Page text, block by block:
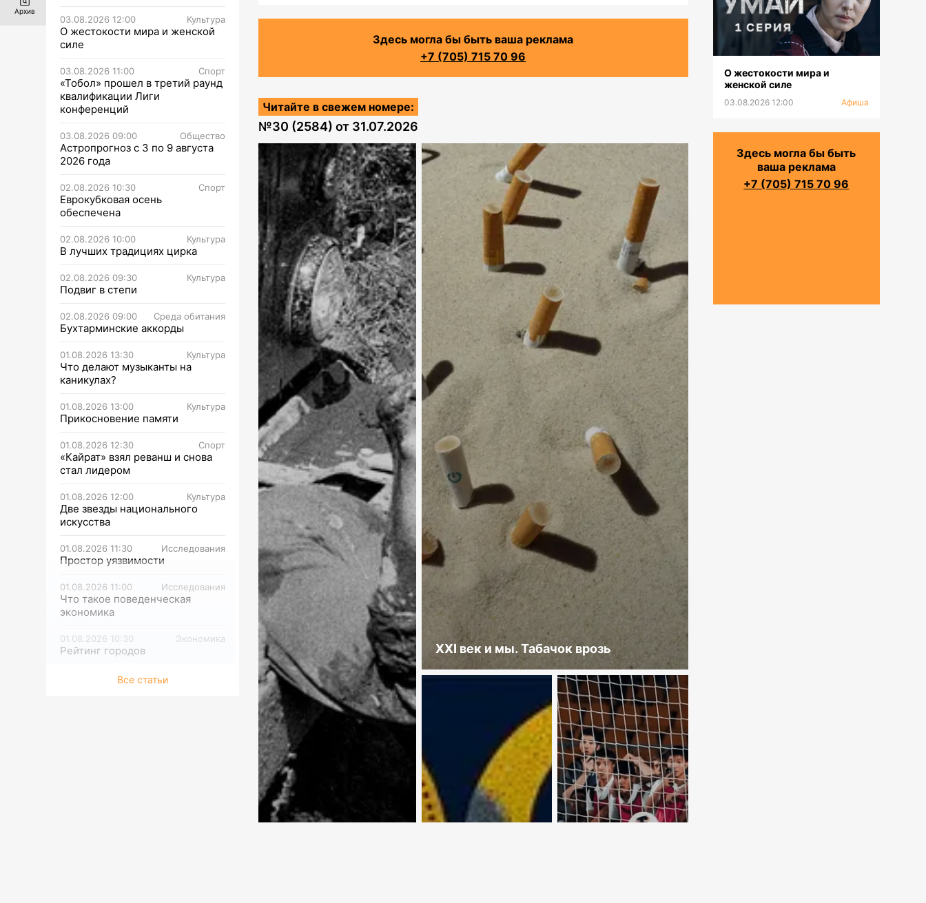
03.08.2026 12:00 Культура
О жестокости мира и женской
силе
03.08.2026 11:00 Спорт
«Тобол» прошел в третий раунд
квалификации Лиги
конференций
03.08.2026 09:00 Общество
Астропрогноз с 3 по 9 августа
2026 года
02.08.2026 10:30 Спорт
Еврокубковая осень
обеспечена
02.08.2026 10:00 Культура
В лучших традициях цирка
02.08.2026 09:30 Культура
Подвиг в степи
02.08.2026 09:00 Среда обитания
Бухтарминские аккорды
01.08.2026 13:30 Культура
Что делают музыканты на
каникулах?
01.08.2026 13:00 Культура
Прикосновение памяти
01.08.2026 12:30 Спорт
«Кайрат» взял реванш и снова
стал лидером
01.08.2026 12:00 Культура
Две звезды национального
искусства
01.08.2026 11:30 Исследования
Простор уязвимости
01.08.2026 11:00 Исследования
Что такое поведенческая
экономика
01.08.2026 10:30 Экономика
Рейтинг городов
01.08.2026 10:00Все статьи
Здесь могла бы быть ваша реклама
+7 (705) 715 70 96
Читайте в свежем номере:
№30 (2584) от 31.07.2026
XXI век и мы. Табачок врозь
О жестокости мира и
женской силе
03.08.2026 12:00 Афиша
Здесь могла бы быть
ваша реклама
+7 (705) 715 70 96
Архив